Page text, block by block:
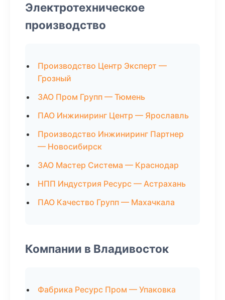
Электротехническое
производство
Производство Центр Эксперт —
Грозный
ЗАО Пром Групп — Тюмень
ПАО Инжиниринг Центр — Ярославль
Производство Инжиниринг Партнер
— Новосибирск
ЗАО Мастер Система — Краснодар
НПП Индустрия Ресурс — Астрахань
ПАО Качество Групп — Махачкала
Компании в Владивосток
Фабрика Ресурс Пром — Упаковка